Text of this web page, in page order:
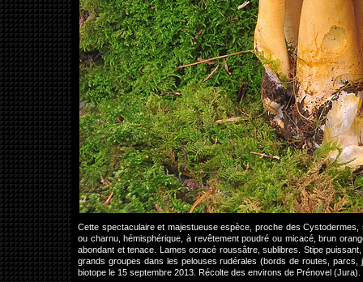
Cette spectaculaire et majestueuse espèce, proche des
ou charnu, hémisphérique, à revêtement poudré ou micacé, brun
abondant et tenace. Lames ocracé roussâtre, sublibres. Stipe
grands groupes dans les pelouses rudérales (bords de routes,
biotope le 15 septembre 2013. Récolte des environs de Prénovel (Jura).